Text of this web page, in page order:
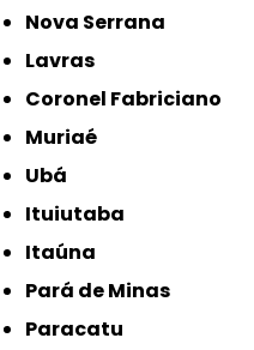
Nova Serrana
Lavras
Coronel Fabriciano
Muriaé
Ubá
Ituiutaba
Itaúna
Pará de Minas
Paracatu